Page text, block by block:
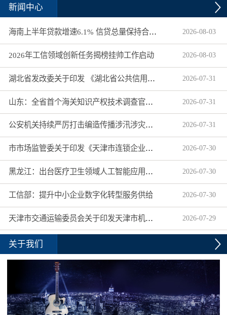
新闻中心
海南上半年贷款增速6.1% 信贷总量保持合理平稳增长 2026-08-03
2026年工信领域创新任务揭榜挂帅工作启动 2026-08-03
湖北省发改委关于印发 《湖北省公共信用信息目录（2026年版）》的通知 2026-07-31
山东：全省首个海关知识产权技术调查官制度落地济南自贸片区 2026-07-31
公安机关持续严厉打击编造传播涉汛涉灾网络谣言 2026-07-31
市市场监管委关于印发《天津市连锁企业食品经营许可“先证后核”信用承诺审批实施办法》的通知 2026-07-30
黑龙江：出台医疗卫生领域人工智能应用工作实施方案 2026-07-30
工信部：提升中小企业数字化转型服务供给 2026-07-30
天津市交通运输委员会关于印发天津市机动车驾驶员培训机构及教练员综合信用评价管理办法的通知 2026-07-29
关于我们